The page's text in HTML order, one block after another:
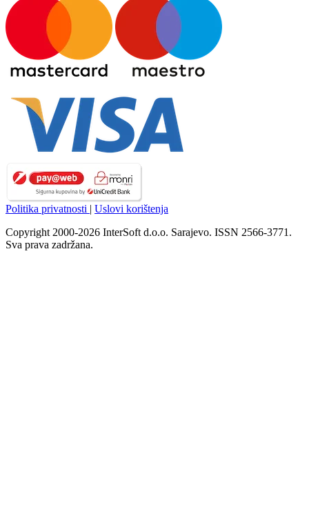
Politika privatnosti | Uslovi korištenja
Copyright 2000-2026 InterSoft d.o.o. Sarajevo. ISSN 2566-3771.
Sva prava zadržana.